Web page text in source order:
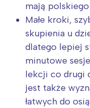
mają polskiego
Małe kroki,
skupienia u
dlatego lepiej
minutowe
lekcji co drugi
jest także
łatwych do